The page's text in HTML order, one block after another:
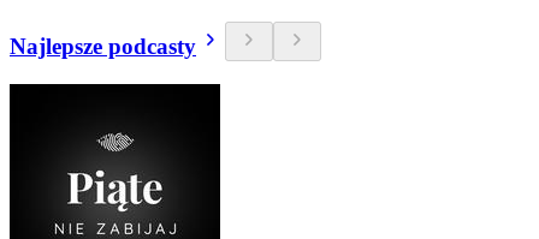
Najlepsze podcasty